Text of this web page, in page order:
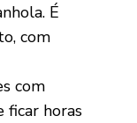
É
com
com
ficar horas